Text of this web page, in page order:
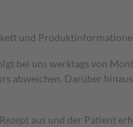
und
bei uns werktags von
abweichen. Darüber
aus und der Patient